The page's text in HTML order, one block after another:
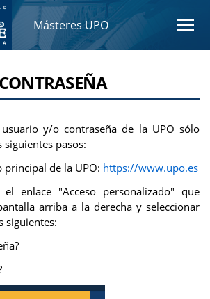
Másteres UPO
y/o contraseña de la UPO sólo
pasos:
principal de la UPO: https://www.upo.es
enlace "Acceso personalizado" que
arriba a la derecha y seleccionar
siguientes: